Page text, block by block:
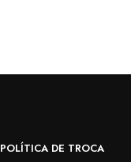
POLÍTICA DE TROCA